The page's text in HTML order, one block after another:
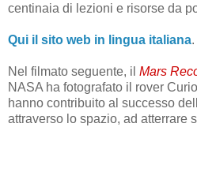
centinaia di lezioni e risorse da
Qui il sito web in lingua italiana.
Nel filmato seguente, il Mars
NASA ha fotografato il rover
hanno contribuito al successo
attraverso lo spazio, ad atterrare